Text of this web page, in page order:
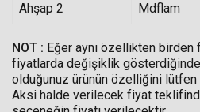
Ahşap 2 Mdflam
NOT : Eğer aynı özellikten
fiyatlarda değişiklik
olduğunuz ürünün özelliğini
Aksi halde verilecek fiyat